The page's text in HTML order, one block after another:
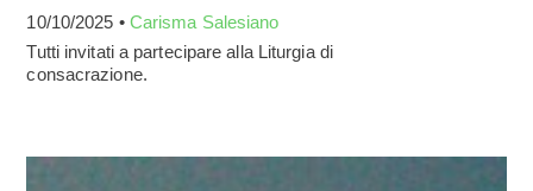
10/10/2025 • Carisma Salesiano
Tutti invitati a partecipare alla Liturgia di
consacrazione.